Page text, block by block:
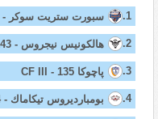
1. سبورت ستريت سوكر - 159
2. هالكونيس نيجروس - 143
3. پاچوكا CF III - 135
4. بومبارديروس تيكاماك - 134